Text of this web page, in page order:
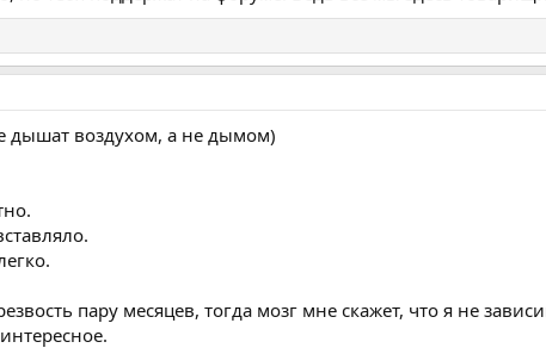
красивая. Общество думаю не догадывается о моей такой
я и на встречи укуренная прихожу, да и вообще это как
за синьку да.
употребляю.
Хочу все помнить, хочу нормально засыпать и чувствовать себя
дышат воздухом, а не дымом)
пару месяцев, тогда мозг мне скажет, что я не